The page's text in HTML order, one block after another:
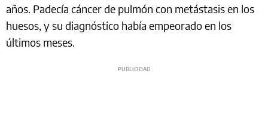
años. Padecía cáncer de pulmón con metástasis en los
huesos, y su diagnóstico había empeorado en los
últimos meses.